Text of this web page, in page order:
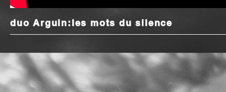
duo Arguin:les mots du silence